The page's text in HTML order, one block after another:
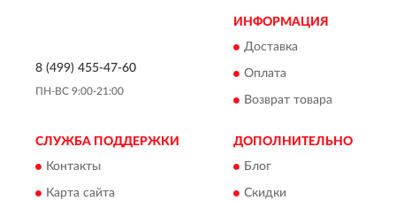
8 (499) 455-47-60
ПН-ВС 9:00-21:00
ИНФОРМАЦИЯ
Доставка
Оплата
Возврат товара
СЛУЖБА ПОДДЕРЖКИ
Контакты
Карта сайта
ДОПОЛНИТЕЛЬНО
Блог
Скидки